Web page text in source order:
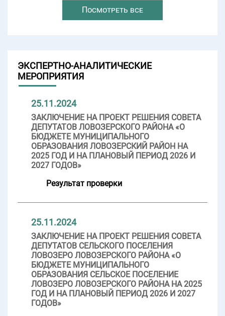
Посмотреть все
ЭКСПЕРТНО-АНАЛИТИЧЕСКИЕ
МЕРОПРИЯТИЯ
25.11.2024
ЗАКЛЮЧЕНИЕ НА ПРОЕКТ РЕШЕНИЯ СОВЕТА
ДЕПУТАТОВ ЛОВОЗЕРСКОГО РАЙОНА «О
БЮДЖЕТЕ МУНИЦИПАЛЬНОГО
ОБРАЗОВАНИЯ ЛОВОЗЕРСКИЙ РАЙОН НА
2025 ГОД И НА ПЛАНОВЫЙ ПЕРИОД 2026 И
2027 ГОДОВ»
Результат проверки
25.11.2024
ЗАКЛЮЧЕНИЕ НА ПРОЕКТ РЕШЕНИЯ СОВЕТА
ДЕПУТАТОВ СЕЛЬСКОГО ПОСЕЛЕНИЯ
ЛОВОЗЕРО ЛОВОЗЕРСКОГО РАЙОНА «О
БЮДЖЕТЕ МУНИЦИПАЛЬНОГО
ОБРАЗОВАНИЯ СЕЛЬСКОЕ ПОСЕЛЕНИЕ
ЛОВОЗЕРО ЛОВОЗЕРСКОГО РАЙОНА НА 2025
ГОД И НА ПЛАНОВЫЙ ПЕРИОД 2026 И 2027
ГОДОВ»